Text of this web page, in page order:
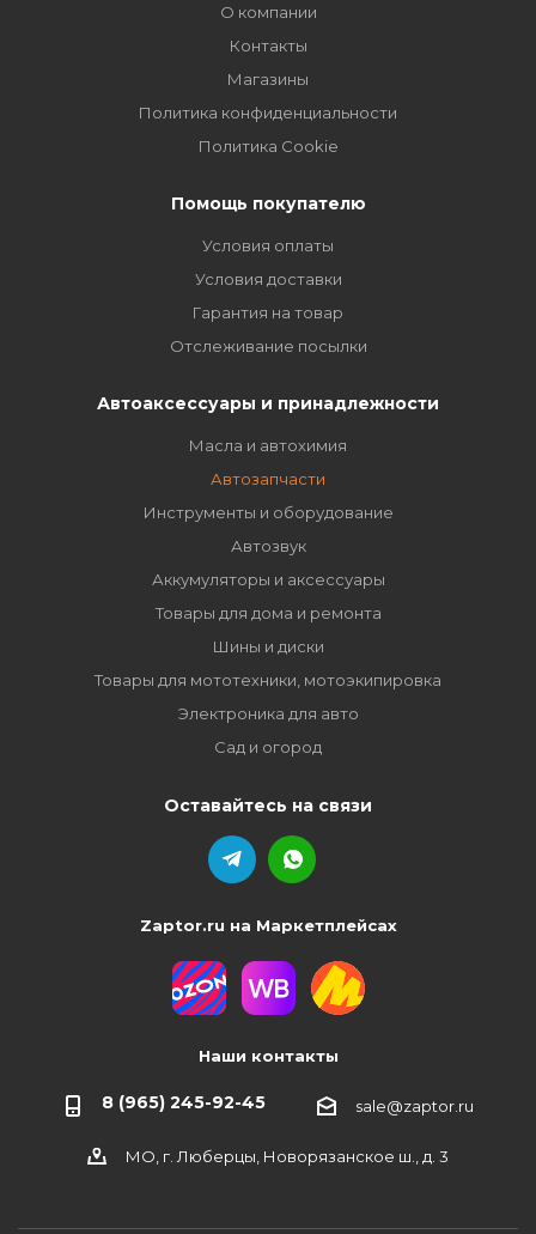
О компании
Контакты
Магазины
Политика конфиденциальности
Политика Cookie
Помощь покупателю
Условия оплаты
Условия доставки
Гарантия на товар
Отслеживание посылки
Автоаксессуары и принадлежности
Масла и автохимия
Автозапчасти
Инструменты и оборудование
Автозвук
Аккумуляторы и аксессуары
Товары для дома и ремонта
Шины и диски
Товары для мототехники, мотоэкипировка
Электроника для авто
Сад и огород
Оставайтесь на связи
Zaptor.ru на Маркетплейсах
Наши контакты
8 (965) 245-92-45 sale@zaptor.ru
МО, г. Люберцы, Новорязанское ш., д. 3